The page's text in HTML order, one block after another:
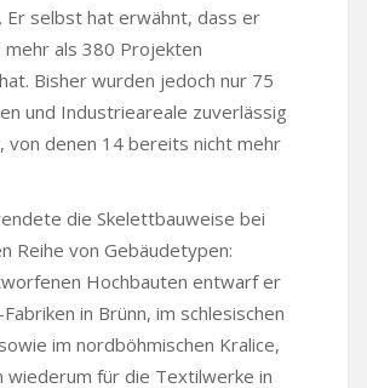
Er selbst hat erwähnt, dass er
mehr als 380 Projekten
Bisher wurden jedoch nur 75
und Industrieareale zuverlässig
von denen 14 bereits nicht mehr
die Skelettbauweise bei
Reihe von Gebäudetypen:
Hochbauten entwarf er
in Brünn, im schlesischen
im nordböhmischen Kralice,
wiederum für die Textilwerke in